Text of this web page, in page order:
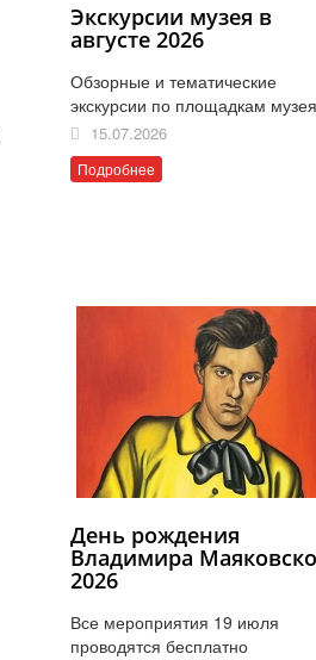
Экскурсии музея в
августе 2026
Обзорные и тематические
экскурсии по площадкам музея
15.07.2026
Подробнее
День рождения
Владимира
2026
Все мероприятия 19 июля
проводятся бесплатно